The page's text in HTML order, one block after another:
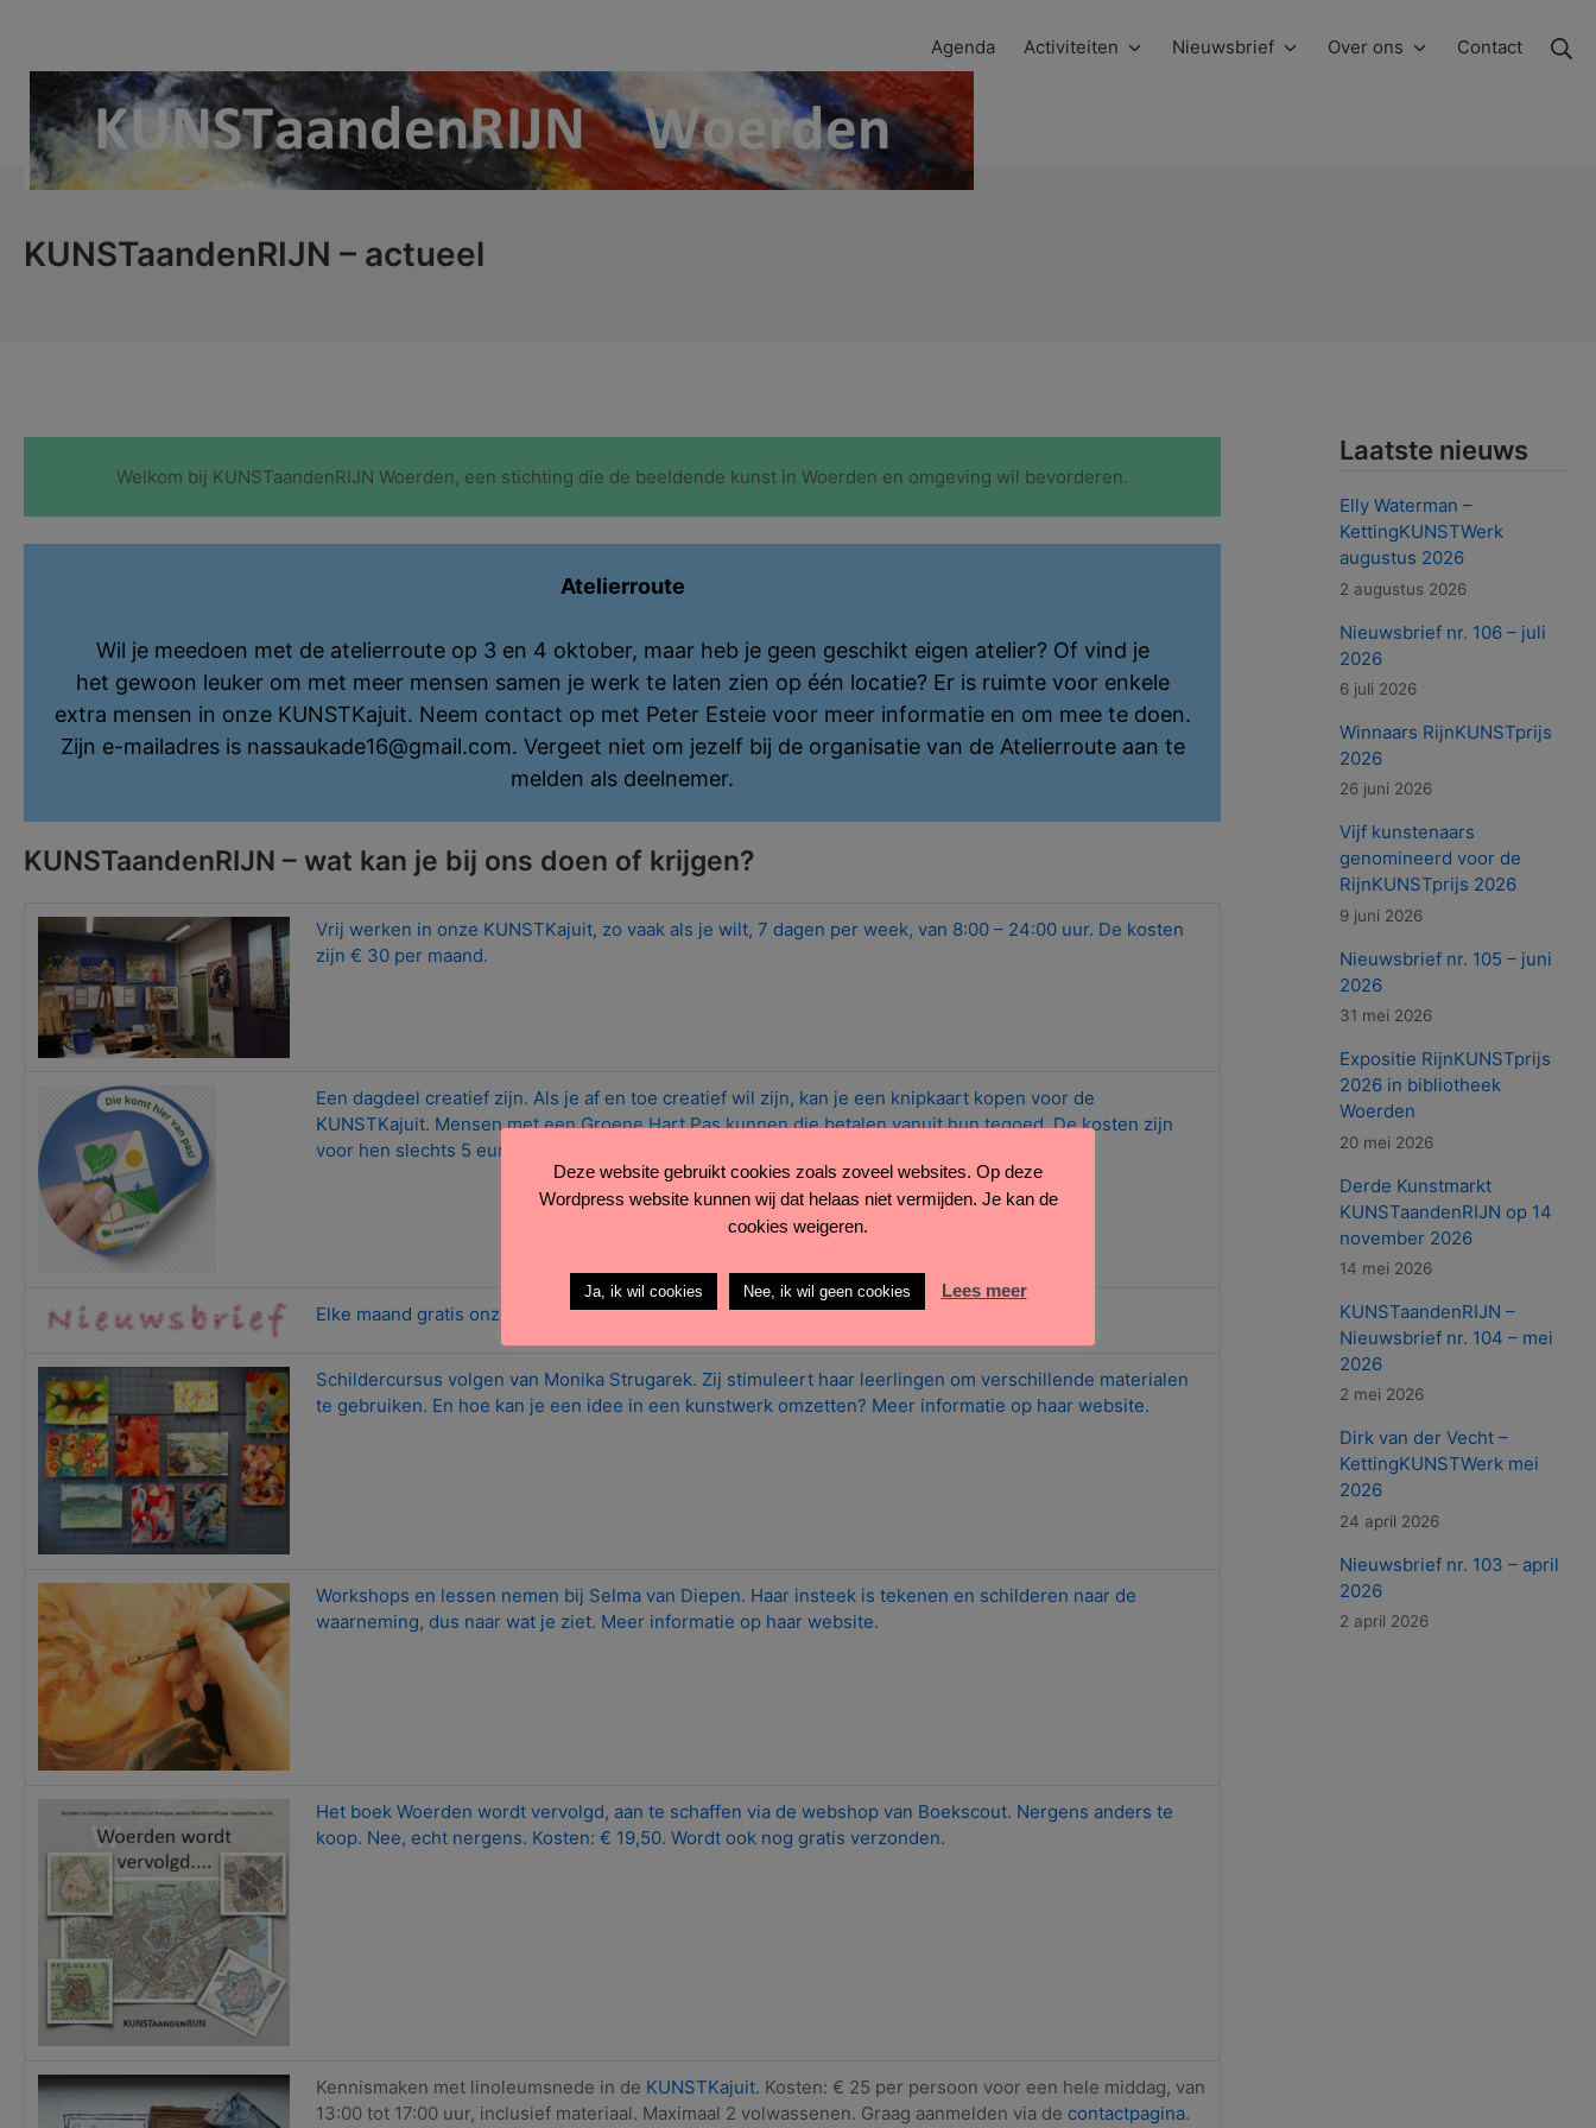
Agenda Activiteiten Nieuwsbrief Over ons Contact
KUNSTaandenRIJN – actueel
Welkom bij KUNSTaandenRIJN Woerden, een stichting die de beeldende kunst in Woerden en omgeving wil bevorderen.
Atelierroute
Wil je meedoen met de atelierroute op 3 en 4 oktober, maar heb je geen geschikt eigen atelier? Of vind je
het gewoon leuker om met meer mensen samen je werk te laten zien op één locatie? Er is ruimte voor enkele
extra mensen in onze KUNSTKajuit. Neem contact op met Peter Esteie voor meer informatie en om mee te doen.
Zijn e-mailadres is nassaukade16@gmail.com. Vergeet niet om jezelf bij de organisatie van de Atelierroute aan te
melden als deelnemer.
KUNSTaandenRIJN – wat kan je bij ons doen of krijgen?
Vrij werken in onze KUNSTKajuit, zo vaak als je wilt, 7 dagen per week, van 8:00 – 24:00 uur. De kosten
zijn € 30 per maand.
Een dagdeel creatief zijn. Als je af en toe creatief wil zijn, kan je een knipkaart kopen voor de
KUNSTKajuit. Mensen met een Groene Hart Pas kunnen die betalen vanuit hun tegoed. De kosten zijn
voor hen slechts 5 euro, inclusief materiaal.
Elke maand gratis onze nieuwsbrief lezen. Klik hier om je in te schrijven.
Schildercursus volgen van Monika Strugarek. Zij stimuleert haar leerlingen om verschillende materialen
te gebruiken. En hoe kan je een idee in een kunstwerk omzetten? Meer informatie op haar website.
Workshops en lessen nemen bij Selma van Diepen. Haar insteek is tekenen en schilderen naar de
waarneming, dus naar wat je ziet. Meer informatie op haar website.
Het boek Woerden wordt vervolgd, aan te schaffen via de webshop van Boekscout. Nergens anders te
koop. Nee, echt nergens. Kosten: € 19,50. Wordt ook nog gratis verzonden.
Kennismaken met linoleumsnede in de KUNSTKajuit. Kosten: € 25 per persoon voor een hele middag, van
13:00 tot 17:00 uur, inclusief materiaal. Maximaal 2 volwassenen. Graag aanmelden via de contactpagina.
Laatste nieuws
Elly Waterman –
KettingKUNSTWerk
augustus 2026
2 augustus 2026
Nieuwsbrief nr. 106 – juli
2026
6 juli 2026
Winnaars RijnKUNSTprijs
2026
26 juni 2026
Vijf kunstenaars
genomineerd voor de
RijnKUNSTprijs 2026
9 juni 2026
Nieuwsbrief nr. 105 – juni
2026
31 mei 2026
Expositie RijnKUNSTprijs
2026 in bibliotheek
Woerden
20 mei 2026
Derde Kunstmarkt
KUNSTaandenRIJN op 14
november 2026
14 mei 2026
KUNSTaandenRIJN –
Nieuwsbrief nr. 104 – mei
2026
2 mei 2026
Dirk van der Vecht –
KettingKUNSTWerk mei
2026
24 april 2026
Nieuwsbrief nr. 103 – april
2026
2 april 2026
Deze website gebruikt cookies zoals zoveel websites. Op deze
Wordpress website kunnen wij dat helaas niet vermijden. Je kan de
cookies weigeren.
Ja, ik wil cookies Nee, ik wil geen cookies Lees meer